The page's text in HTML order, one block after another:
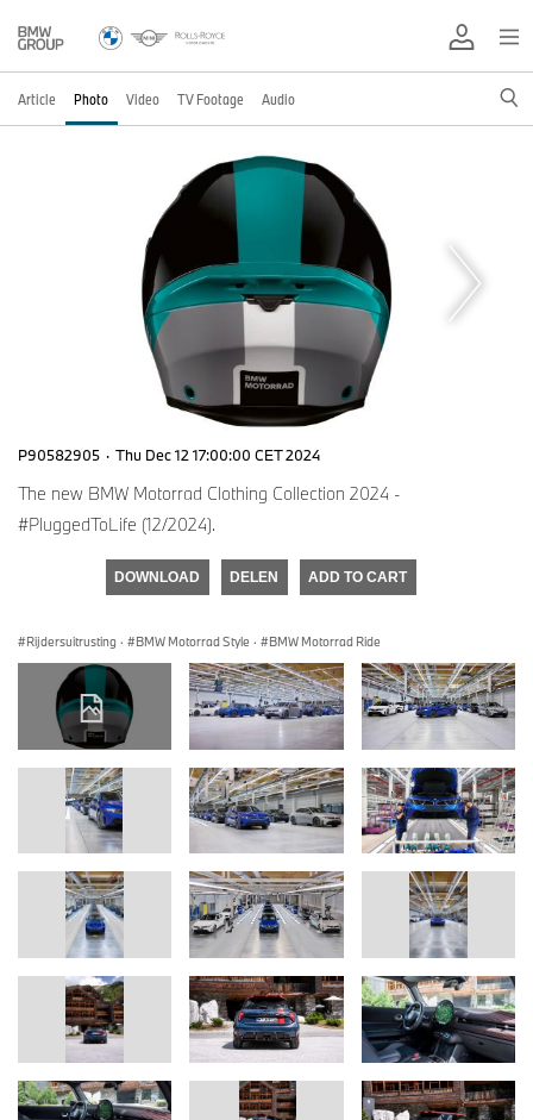
Article Photo Video TV Footage Audio
P90582905 · Thu Dec 12 17:00:00 CET 2024
The new BMW Motorrad Clothing Collection 2024 -
#PluggedToLife (12/2024).
DOWNLOAD DELEN ADD TO CART
Rijdersuitrusting · BMW Motorrad Style · BMW Motorrad Ride